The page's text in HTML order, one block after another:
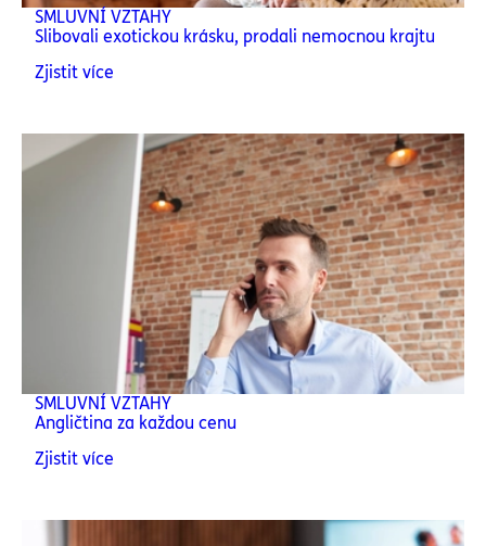
SMLUVNÍ VZTAHY
Slibovali exotickou krásku, prodali nemocnou krajtu
Zjistit více
SMLUVNÍ VZTAHY
Angličtina za každou cenu
Zjistit více